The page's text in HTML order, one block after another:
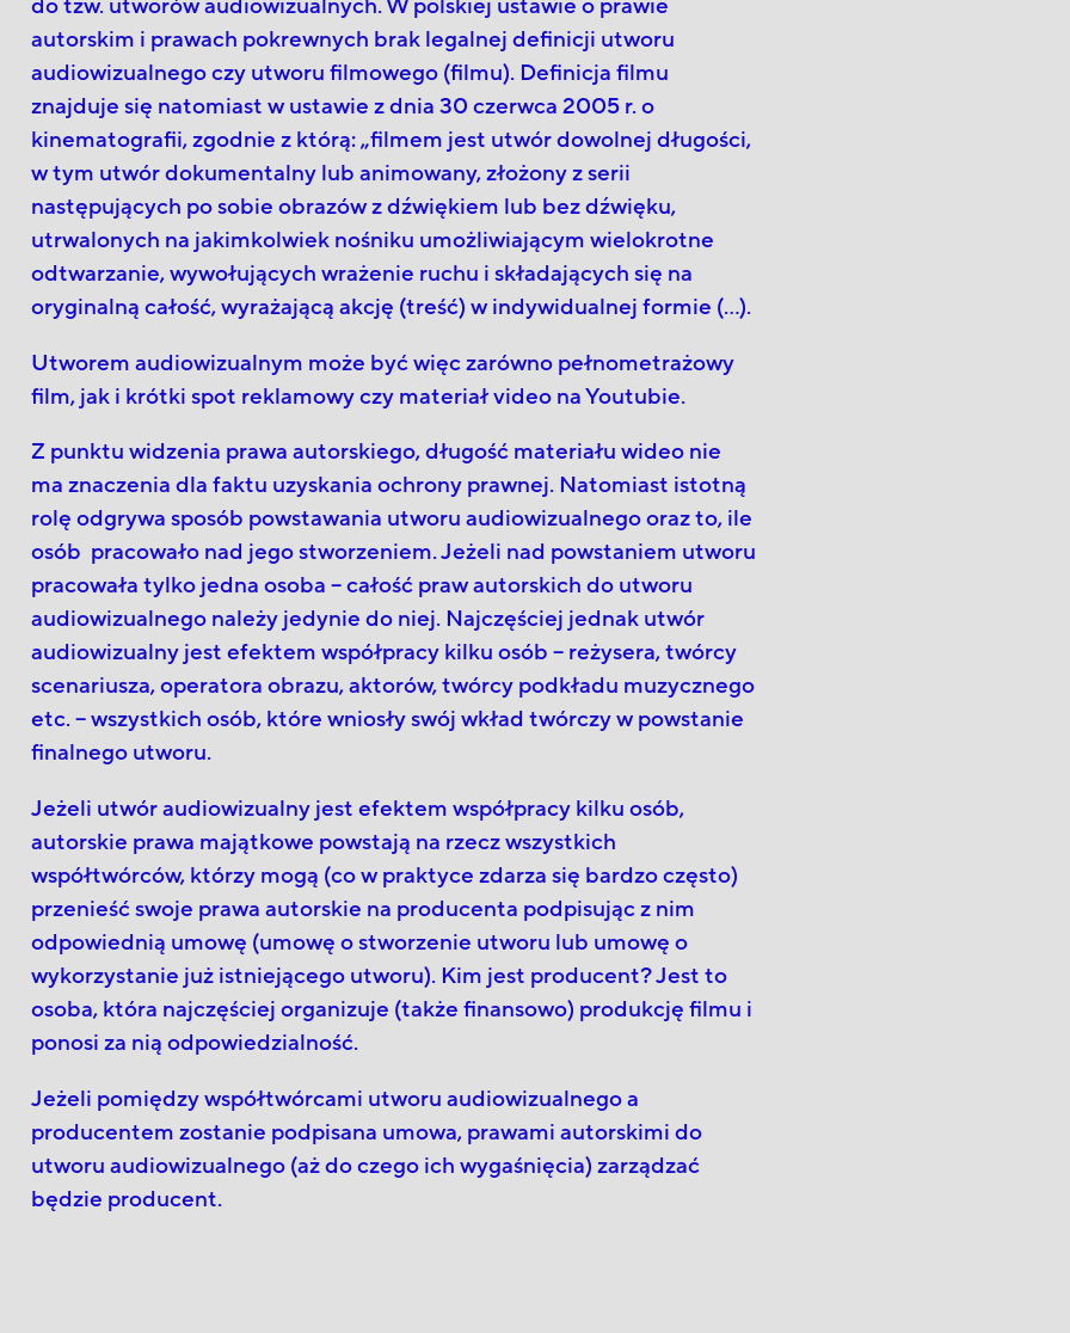
autorskim i prawach pokrewnych brak legalnej definicji utworu
audiowizualnego czy utworu filmowego (filmu). Definicja filmu
znajduje się natomiast w ustawie z dnia 30 czerwca 2005 r. o
kinematografii, zgodnie z którą: „filmem jest utwór dowolnej długości,
w tym utwór dokumentalny lub animowany, złożony z serii
następujących po sobie obrazów z dźwiękiem lub bez dźwięku,
utrwalonych na jakimkolwiek nośniku umożliwiającym wielokrotne
odtwarzanie, wywołujących wrażenie ruchu i składających się na
oryginalną całość, wyrażającą akcję (treść) w indywidualnej formie (…).
Utworem audiowizualnym może być więc zarówno pełnometrażowy
film, jak i krótki spot reklamowy czy materiał video na Youtubie.
Z punktu widzenia prawa autorskiego, długość materiału wideo nie
ma znaczenia dla faktu uzyskania ochrony prawnej. Natomiast istotną
rolę odgrywa sposób powstawania utworu audiowizualnego oraz to, ile
osób pracowało nad jego stworzeniem. Jeżeli nad powstaniem utworu
pracowała tylko jedna osoba – całość praw autorskich do utworu
audiowizualnego należy jedynie do niej. Najczęściej jednak utwór
audiowizualny jest efektem współpracy kilku osób – reżysera, twórcy
scenariusza, operatora obrazu, aktorów, twórcy podkładu muzycznego
etc. – wszystkich osób, które wniosły swój wkład twórczy w powstanie
finalnego utworu.
Jeżeli utwór audiowizualny jest efektem współpracy kilku osób,
autorskie prawa majątkowe powstają na rzecz wszystkich
współtwórców, którzy mogą (co w praktyce zdarza się bardzo często)
przenieść swoje prawa autorskie na producenta podpisując z nim
odpowiednią umowę (umowę o stworzenie utworu lub umowę o
wykorzystanie już istniejącego utworu). Kim jest producent? Jest to
osoba, która najczęściej organizuje (także finansowo) produkcję filmu i
ponosi za nią odpowiedzialność.
Jeżeli pomiędzy współtwórcami utworu audiowizualnego a
producentem zostanie podpisana umowa, prawami autorskimi do
utworu audiowizualnego (aż do czego ich wygaśnięcia) zarządzać
będzie producent.